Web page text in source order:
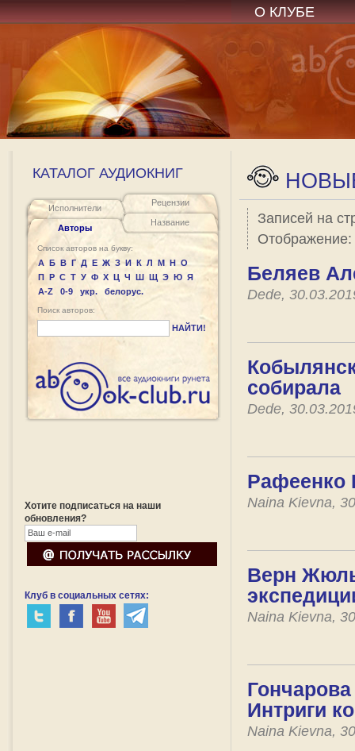
О КЛУБЕ
КАТАЛОГ АУДИОКНИГ
Исполнители
Авторы
Рецензии
Название
Список авторов на букву:
А Б В Г Д Е Ж З И К Л М Н О
П Р С Т У Ф Х Ц Ч Ш Щ Э Ю Я
A-Z
0-9 укр. белорус.
Поиск авторов:
НАЙТИ!
Хотите подписаться на наши
обновления?
Клуб в социальных сетях:
Записей на
Отображение:
Беляев
Dede,
собирала
Dede,
Рафеенко
Naina Kievna,
Верн
Naina Kievna,
Интриги
Naina Kievna,